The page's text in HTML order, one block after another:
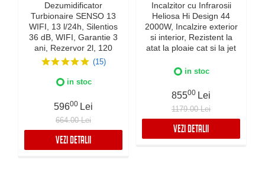
Dezumidificator
Turbionaire SENSO 13
WIFI, 13 l/24h, Silentios
36 dB, WIFI, Garantie 3
ani, Rezervor 2l, 120
m³/h, Control digital,
Indicator luminos
umiditate, Timer, Display
(15)
in stoc
59600 Lei
664.00 Lei
VEZI DETALII
Incalzitor cu Infrarosii
Heliosa Hi Design 44
2000W, Incalzire exterior
si interior, Rezistent la
atat la ploaie cat si la jet
Culoare Alba, IPX5
in stoc
85500 Lei
1179.00 Lei
VEZI DETALII